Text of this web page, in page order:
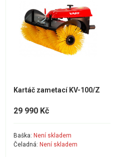
Kartáč zametací KV-100/Z
29 990 Kč
Baška: Není skladem
Čeladná: Není skladem